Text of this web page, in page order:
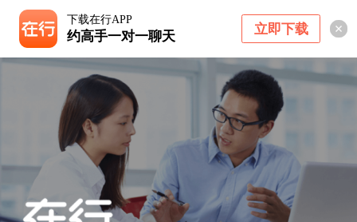
下载在行APP
约高手一对一聊天 立即下载